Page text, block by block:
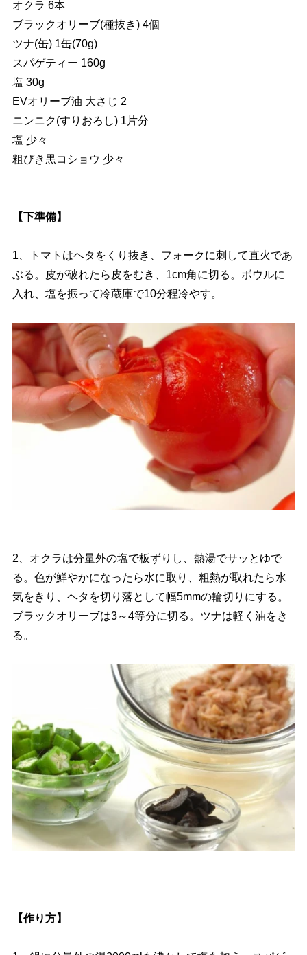
オクラ 6本
ブラックオリーブ(種抜き) 4個
ツナ(缶) 1缶(70g)
スパゲティー 160g
塩 30g
EVオリーブ油 大さじ 2
ニンニク(すりおろし) 1片分
塩 少々
粗びき黒コショウ 少々
【下準備】
1、トマトはヘタをくり抜き、フォークに刺して直火であ
ぶる。皮が破れたら皮をむき、1cm角に切る。ボウルに
入れ、塩を振って冷蔵庫で10分程冷やす。
2、オクラは分量外の塩で板ずりし、熱湯でサッとゆで
る。色が鮮やかになったら水に取り、粗熱が取れたら水
気をきり、ヘタを切り落として幅5mmの輪切りにする。
ブラックオリーブは3～4等分に切る。ツナは軽く油をき
る。
【作り方】